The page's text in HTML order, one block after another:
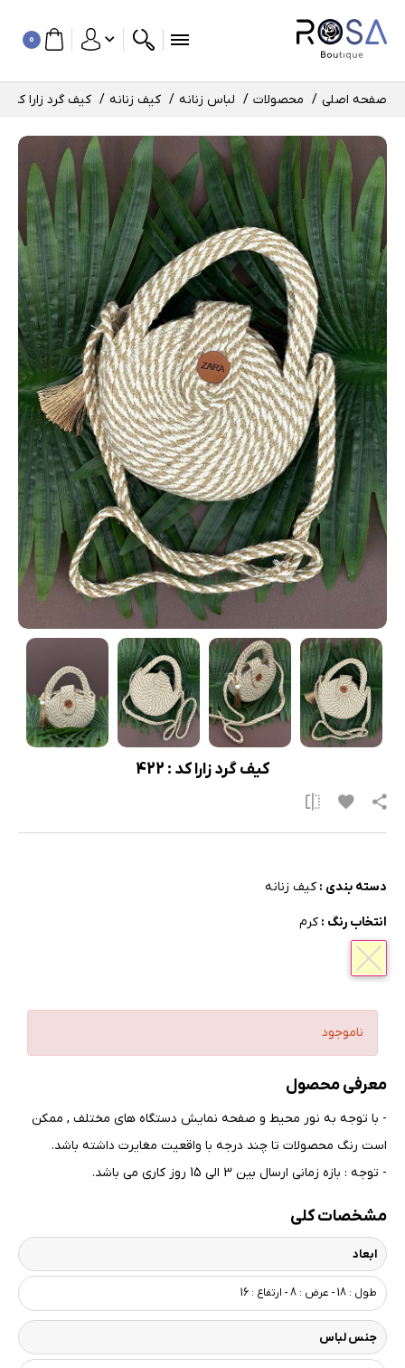
0
صفحه اصلی محصولات لباس زنانه کیف زنانه کیف گرد زارا کد : 422
کیف گرد زارا کد : 422
دسته بندی : کیف زنانه
انتخاب رنگ : کرم
ناموجود
معرفی محصول
- با توجه به نور محیط و صفحه نمایش دستگاه های مختلف , ممکن
است رنگ محصولات تا چند درجه با واقعیت مغایرت داشته باشد.
- توجه : بازه زمانی ارسال بین 3 الی 15 روز کاری می باشد.
مشخصات کلی
ابعاد
طول : 18 - عرض : 8 - ارتفاع : 16
جنس لباس